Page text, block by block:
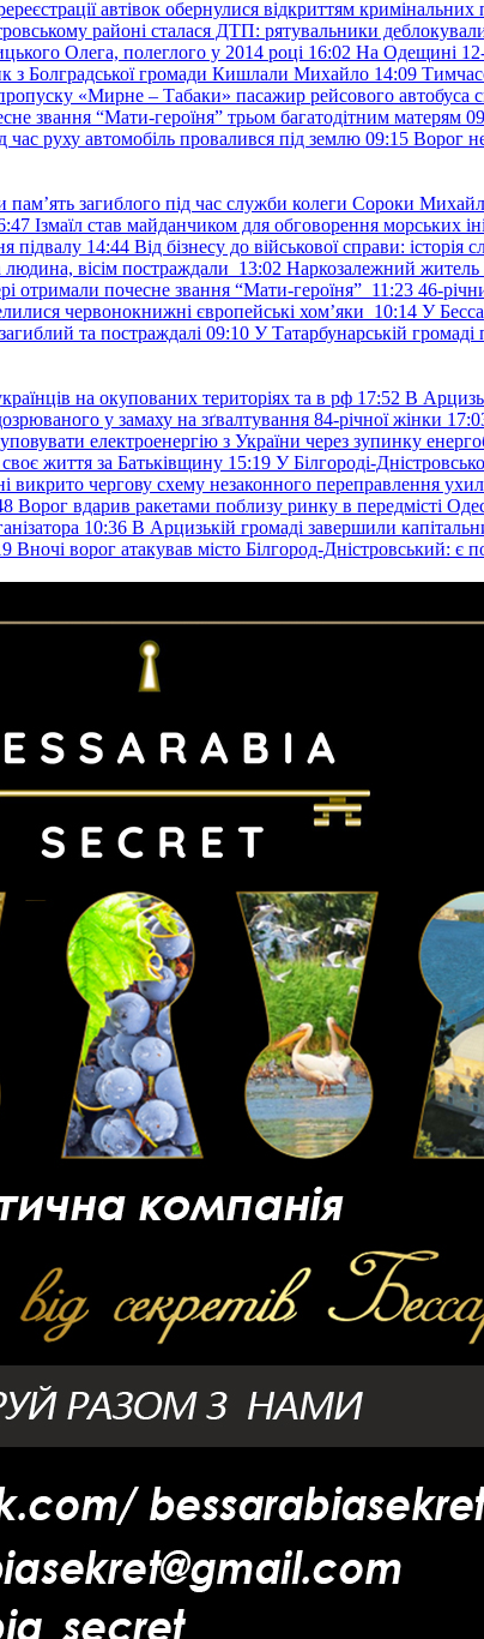
автівок обернулися відкриттям кримінальних
районі сталася ДТП: рятувальники
Олега, полеглого у 2014 році 16:02 На Одещині 12-
з Болградської громади Кишлали Михайло 14:09
«Мирне – Табаки» пасажир рейсового
звання “Мати-героїня” трьом багатодітним матерям
час руху автомобіль провалився під землю 09:15 Ворог
пам’ять загиблого під час служби колеги Сороки
Ізмаїл став майданчиком для обговорення морських
підвалу 14:44 Від бізнесу до військової справи:
вісім постраждали 13:02 Наркозалежний житель
отримали почесне звання “Мати-героїня” 11:23 46-
червонокнижні європейські хом’яки 10:14 У
та постраждалі 09:10 У Татарбунарській
на окупованих територіях та в рф 17:52 В
у замаху на зґвалтування 84-річної жінки
електроенергію з України через зупинку
життя за Батьківщину 15:19 У Білгороді-
викрито чергову схему незаконного переправлення
Ворог вдарив ракетами поблизу ринку в передмісті
10:36 В Арцизькій громаді завершили
Вночі ворог атакував місто Білгород-Дністровський: є